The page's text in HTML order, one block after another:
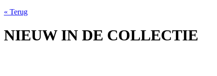
« Terug
NIEUW IN DE COLLECTIE